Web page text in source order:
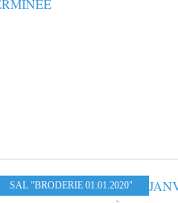
SAL "BRODERIE 01.01.2020"